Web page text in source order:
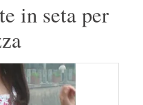
in seta per